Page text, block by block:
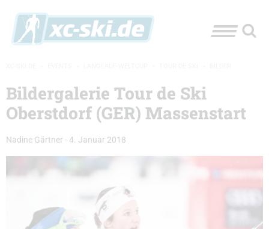
Bildergalerie Tour de Ski
Oberstdorf (GER) Massenstart
Nadine Gärtner -4. Januar 2018